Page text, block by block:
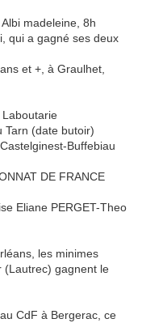
madeleine, 8h
qui a gagné ses deux
et +, à Graulhet,
(date butoir)
Buffebiau
DE FRANCE
Eliane PERGET-Theo
les minimes
(Lautrec) gagnent le
CdF à Bergerac, ce